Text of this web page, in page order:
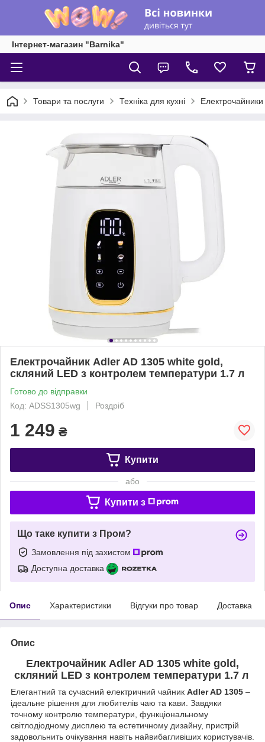
Інтернет-магазин "Barnika"
Товари та послуги Техніка для кухні
Електрочайник Adler AD 1305 white gold,
скляний LED з контролем температури 1.7 л
Готово до відправки
Код: ADSS1305wg
Роздріб
1 249 ₴
Купити
або
Купити з
Що таке купити з Пром?
Замовлення під захистом
Доступна доставка
Опис Характеристики Відгуки про товар Доставка
Опис
Електрочайник Adler AD 1305 white gold,
скляний LED з контролем температури 1.7 л
Елегантний та сучасний електричний чайник Adler AD 1305 –
ідеальне рішення для любителів чаю та кави. Завдяки
точному контролю температури, функціональному
світлодіодному дисплею та естетичному дизайну, пристрій
задовольнить очікування навіть найвибагливіших користувачів.